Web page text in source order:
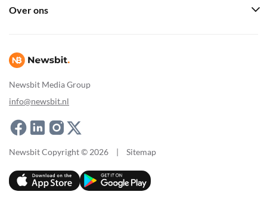
Newsbit Media Group
info@newsbit.nl
Over ons
Newsbit Copyright © 2026 | Sitemap